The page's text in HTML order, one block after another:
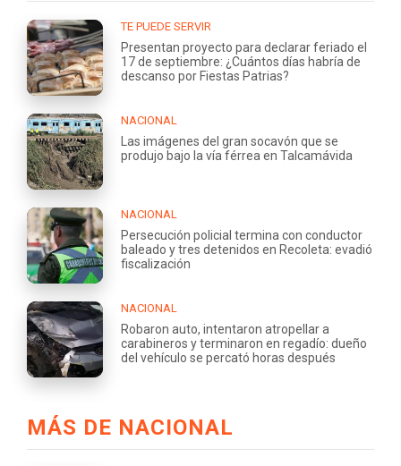
TE PUEDE SERVIR
Presentan proyecto para declarar feriado el
17 de septiembre: ¿Cuántos días habría de
descanso por Fiestas Patrias?
NACIONAL
Las imágenes del gran socavón que se
produjo bajo la vía férrea en Talcamávida
NACIONAL
Persecución policial termina con conductor
baleado y tres detenidos en Recoleta: evadió
fiscalización
NACIONAL
Robaron auto, intentaron atropellar a
carabineros y terminaron en regadío: dueño
del vehículo se percató horas después
MÁS DE NACIONAL